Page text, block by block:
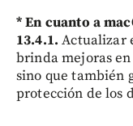
* En cuanto a
13.4.1. Actualizar
brinda mejoras
sino que también
protección de los